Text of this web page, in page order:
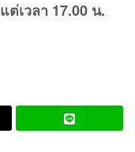
ต่เวลา 17.00 น.